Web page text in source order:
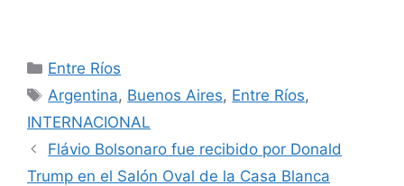
Categorías
Entre Ríos
Etiquetas
Argentina, Buenos Aires, Entre Ríos,
INTERNACIONAL
Flávio Bolsonaro fue recibido por Donald
Trump en el Salón Oval de la Casa Blanca